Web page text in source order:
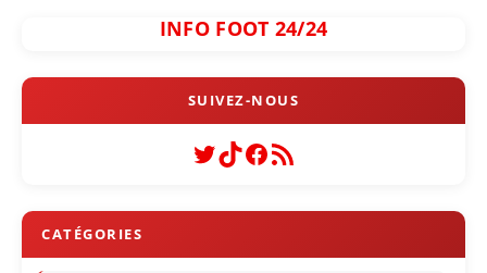
INFO FOOT 24/24
Twitter
TikTok
Facebook
Flux RSS